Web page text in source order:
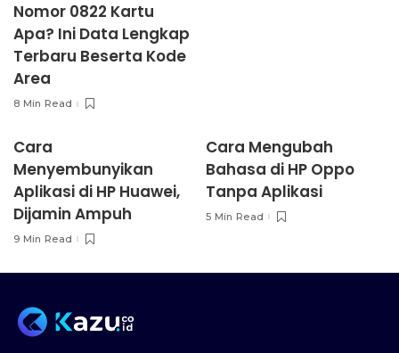
Nomor 0822 Kartu
Apa? Ini Data Lengkap
Terbaru Beserta Kode
Area
8 Min Read
Cara
Menyembunyikan
Aplikasi di HP Huawei,
Dijamin Ampuh
9 Min Read
Cara Mengubah
Bahasa di HP Oppo
Tanpa Aplikasi
5 Min Read